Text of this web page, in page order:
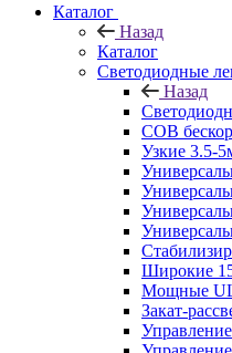
Каталог
Назад
Каталог
Светодиодные
Назад
COB
Узкие 3.5-
Широкие
Мощные
Закат-